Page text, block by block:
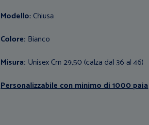
Modello:Chiusa
Colore: Bianco
Misura: UnisexCm 29,50 (calza dal 36 al 46)
Personalizzabile con minimo di 1000 paia